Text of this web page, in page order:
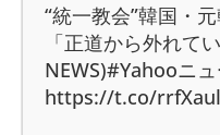
“統一教会”韓国・
「正道から外れて
NEWS)#Yahooニュ
https://t.co/